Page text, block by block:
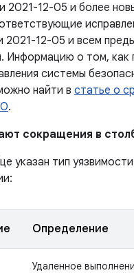
2021-12-05 и более
2021-12-05 и всем
Информацию о том, как
системы
найти в статье о
.
сокращения в
указан тип
Определение
Удаленное